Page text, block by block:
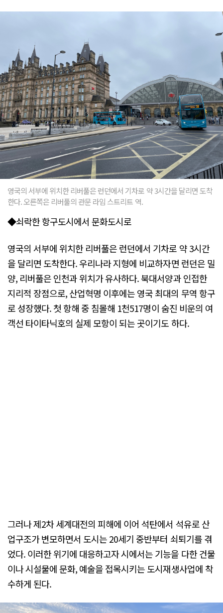
영국의 서부에 위치한 리버풀은 런던에서 기차로 약 3시간을 달리면 도착
한다. 오른쪽은 리버풀의 관문 라임 스트리트 역.
◆쇠락한 항구도시에서 문화도시로
영국의 서부에 위치한 리버풀은 런던에서 기차로 약 3시간
을 달리면 도착한다. 우리나라 지형에 비교하자면 런던은 밀
양, 리버풀은 인천과 위치가 유사하다. 북대서양과 인접한
지리적 장점으로, 산업혁명 이후에는 영국 최대의 무역 항구
로 성장했다. 첫 항해 중 침몰해 1천517명이 숨진 비운의 여
객선 타이타닉호의 실제 모항이 되는 곳이기도 하다.
그러나 제2차 세계대전의 피해에 이어 석탄에서 석유로 산
업구조가 변모하면서 도시는 20세기 중반부터 쇠퇴기를 겪
었다. 이러한 위기에 대응하고자 시에서는 기능을 다한 건물
이나 시설물에 문화, 예술을 접목시키는 도시재생사업에 착
수하게 된다.